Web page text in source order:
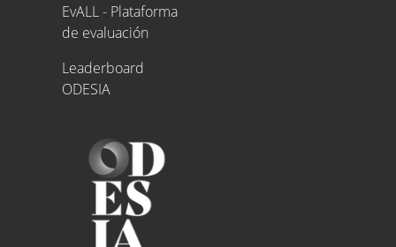
EvALL - Plataforma
de evaluación
Leaderboard
ODESIA